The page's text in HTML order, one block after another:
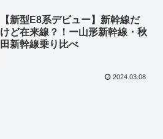
【新型E8系デビュー】新幹線だ
けど在来線？！ー山形新幹線・秋
田新幹線乗り比べ
2024.03.08